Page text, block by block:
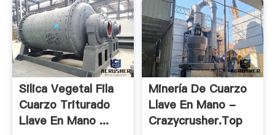
Silica Vegetal Fila
Cuarzo Triturado
Llave En Mano ...
Minería De Cuarzo
Llave En Mano -
Crazycrusher.top